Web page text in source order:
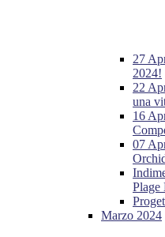
27
2024!
22
una
16
07
Plage
Marzo 2024